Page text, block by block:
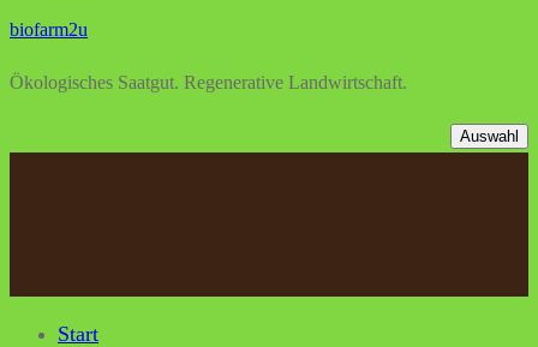
biofarm2u
Ökologisches Saatgut. Regenerative Landwirtschaft.
Auswahl
Start